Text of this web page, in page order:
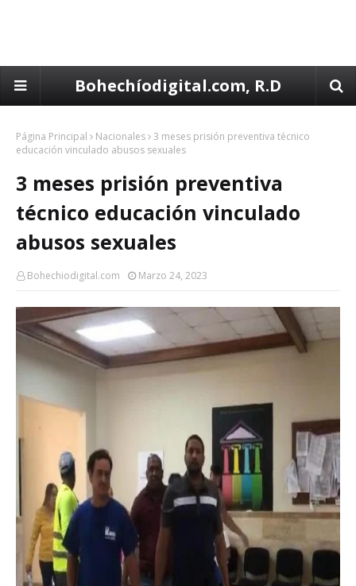
Bohechíodigital.com, R.D
Página Principal Nacionales 3 meses prisión preventiva técnico
educación vinculado abusos sexuales
3 meses prisión preventiva
técnico educación vinculado
abusos sexuales
Bohechiodigital.com Marzo 24, 2023